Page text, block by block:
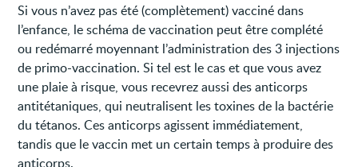
Si vous n’avez pas été (complètement) vacciné dans
l’enfance, le schéma de vaccination peut être complété
ou redémarré moyennant l’administration des 3 injections
de primo-vaccination. Si tel est le cas et que vous avez
une plaie à risque, vous recevrez aussi des anticorps
antitétaniques, qui neutralisent les toxines de la bactérie
du tétanos. Ces anticorps agissent immédiatement,
tandis que le vaccin met un certain temps à produire des
anticorps.